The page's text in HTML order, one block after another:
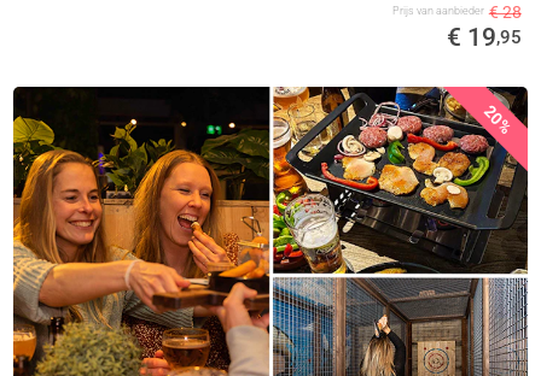
Prijs van aanbieder € 28
€ 19,95
20%